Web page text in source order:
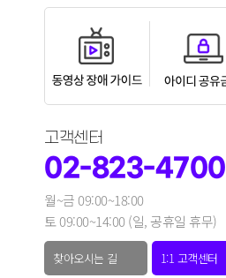
고객센터
02-823-4700
월~금 09:00~18:00
토 09:00~14:00 (일, 공휴일 휴무)
찾아오시는 길 1:1 고객센터